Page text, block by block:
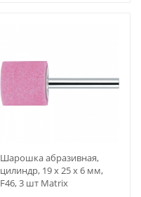
Шарошка абразивная,
цилиндр, 19 x 25 x 6 мм,
F46, 3 шт Matrix